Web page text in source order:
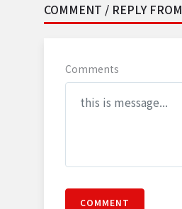
COMMENT / REPLY FROM
Comments
COMMENT